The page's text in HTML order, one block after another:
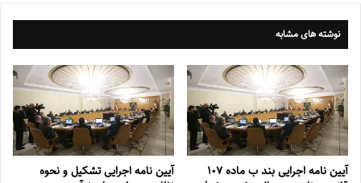
نوشته های مشابه
آیین نامه اجرایی بند ب ماده ۱۰۷
آیین نامه اجرایی تشکیل و نحوه